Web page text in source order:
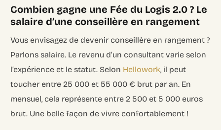
Combien gagne une Fée du Logis 2.0 ? Le
salaire d’une conseillère en rangement
Vous envisagez de devenir conseillère en rangement ?
Parlons salaire. Le revenu d’un consultant varie selon
l’expérience et le statut. Selon Hellowork, il peut
toucher entre 25 000 et 55 000 € brut par an. En
mensuel, cela représente entre 2 500 et 5 000 euros
brut. Une belle façon de vivre confortablement !